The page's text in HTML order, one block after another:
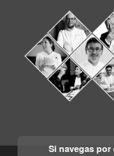
Si navegas